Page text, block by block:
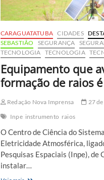
de
650
CNHs
e
CRVs
CARAGUATATUBA CIDADES
SEBASTIÃO
SEGURANÇA
TECNOLOGIA TECNOLOGIA
Equipamento que
formação de raios
Redação Nova Imprensa
27
Inpe instrumento raios
O Centro de Ciência do
Eletricidade Atmosférica,
Pesquisas Espaciais (Inpe), de
instalar…